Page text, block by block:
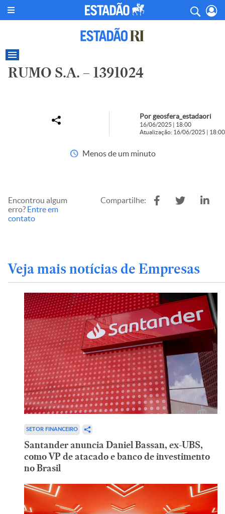
RUMO S.A. – 1391024
Por geosfera_estadaori
16/06/2025 | 18:00
Atualização: 16/06/2025 | 18:00
Menos de um minuto
Encontrou algum
erro? Entre em
contato
Compartilhe:
Veja mais notícias de Empresas
SETOR FINANCEIRO
Santander anuncia Daniel Bassan, ex-UBS,
como VP de atacado e banco de investimento
no Brasil